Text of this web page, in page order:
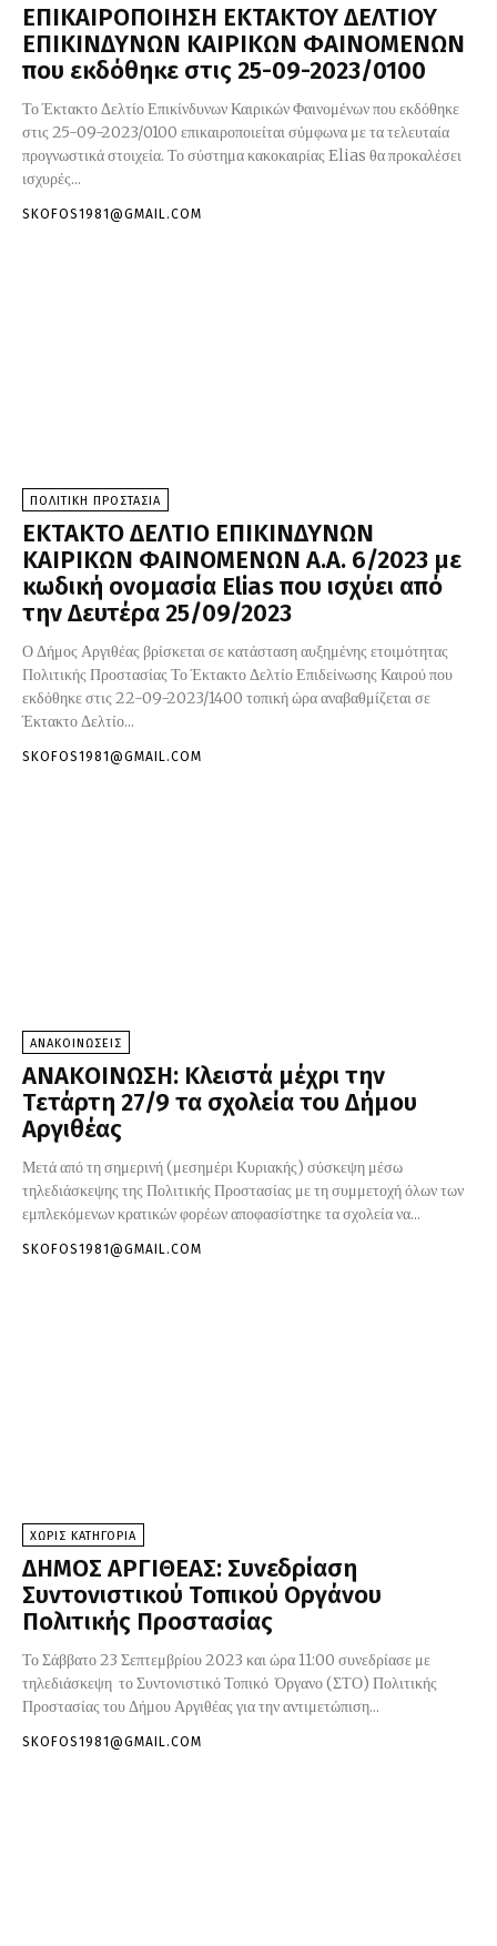
ΕΠΙΚΑΙΡΟΠΟΙΗΣΗ ΕΚΤΑΚΤΟΥ ΔΕΛΤΙΟΥ
ΕΠΙΚΙΝΔΥΝΩΝ ΚΑΙΡΙΚΩΝ ΦΑΙΝΟΜΕΝΩΝ
που εκδόθηκε στις 25-09-2023/0100
Το Έκτακτο Δελτίο Επικίνδυνων Καιρικών Φαινομένων που εκδόθηκε
στις 25-09-2023/0100 επικαιροποιείται σύμφωνα με τα τελευταία
προγνωστικά στοιχεία. Το σύστημα κακοκαιρίας Elias θα προκαλέσει
ισχυρές...
SKOFOS1981@GMAIL.COM
ΠΟΛΙΤΙΚΗ ΠΡΟΣΤΑΣΙΑ
ΕΚΤΑΚΤΟ ΔΕΛΤΙΟ ΕΠΙΚΙΝΔΥΝΩΝ
ΚΑΙΡΙΚΩΝ ΦΑΙΝΟΜΕΝΩΝ Α.Α. 6/2023 με
κωδική ονομασία Elias που ισχύει από
την Δευτέρα 25/09/2023
Ο Δήμος Αργιθέας βρίσκεται σε κατάσταση αυξημένης ετοιμότητας
Πολιτικής Προστασίας Το Έκτακτο Δελτίο Επιδείνωσης Καιρού που
εκδόθηκε στις 22-09-2023/1400 τοπική ώρα αναβαθμίζεται σε
Έκτακτο Δελτίο...
SKOFOS1981@GMAIL.COM
ΑΝΑΚΟΙΝΩΣΕΙΣ
ΑΝΑΚΟΙΝΩΣΗ: Κλειστά μέχρι την
Τετάρτη 27/9 τα σχολεία του Δήμου
Αργιθέας
Μετά από τη σημερινή (μεσημέρι Κυριακής) σύσκεψη μέσω
τηλεδιάσκεψης της Πολιτικής Προστασίας με τη συμμετοχή όλων των
εμπλεκόμενων κρατικών φορέων αποφασίστηκε τα σχολεία να...
SKOFOS1981@GMAIL.COM
ΧΩΡΊΣ ΚΑΤΗΓΟΡΊΑ
ΔΗΜΟΣ ΑΡΓΙΘΕΑΣ: Συνεδρίαση
Συντονιστικού Τοπικού Οργάνου
Πολιτικής Προστασίας
Το Σάββατο 23 Σεπτεμβρίου 2023 και ώρα 11:00 συνεδρίασε με
τηλεδιάσκεψη το Συντονιστικό Τοπικό Όργανο (ΣΤΟ) Πολιτικής
Προστασίας του Δήμου Αργιθέας για την αντιμετώπιση...
SKOFOS1981@GMAIL.COM